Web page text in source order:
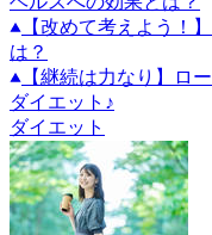
【改めて考えよう！
は？
【継続は力なり】ロ
ダイエット♪
ダイエット